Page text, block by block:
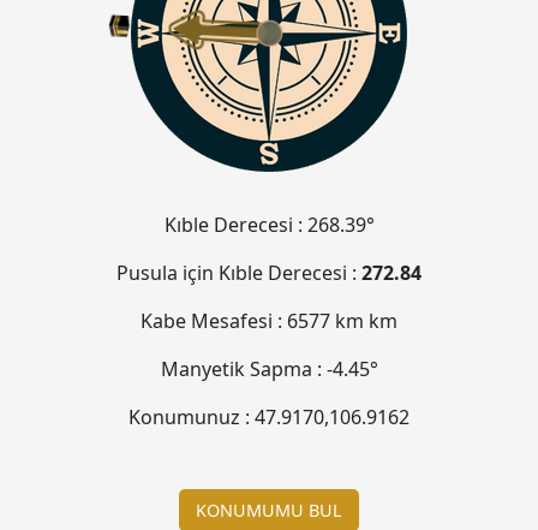
Kıble Derecesi : 268.39°
Pusula için Kıble Derecesi : 272.84
Kabe Mesafesi : 6577 km km
Manyetik Sapma : -4.45°
Konumunuz : 47.9170,106.9162
KONUMUMU BUL